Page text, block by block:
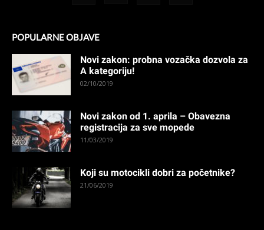
POPULARNE OBJAVE
Novi zakon: probna vozačka dozvola za
A kategoriju!
02/10/2019
Novi zakon od 1. aprila – Obavezna
registracija za sve mopede
11/03/2019
Koji su motocikli dobri za početnike?
21/06/2019